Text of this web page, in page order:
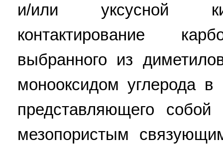
и/или уксусной
контактирование
выбранного из
монооксидом углерода в
представляющего
мезопористым